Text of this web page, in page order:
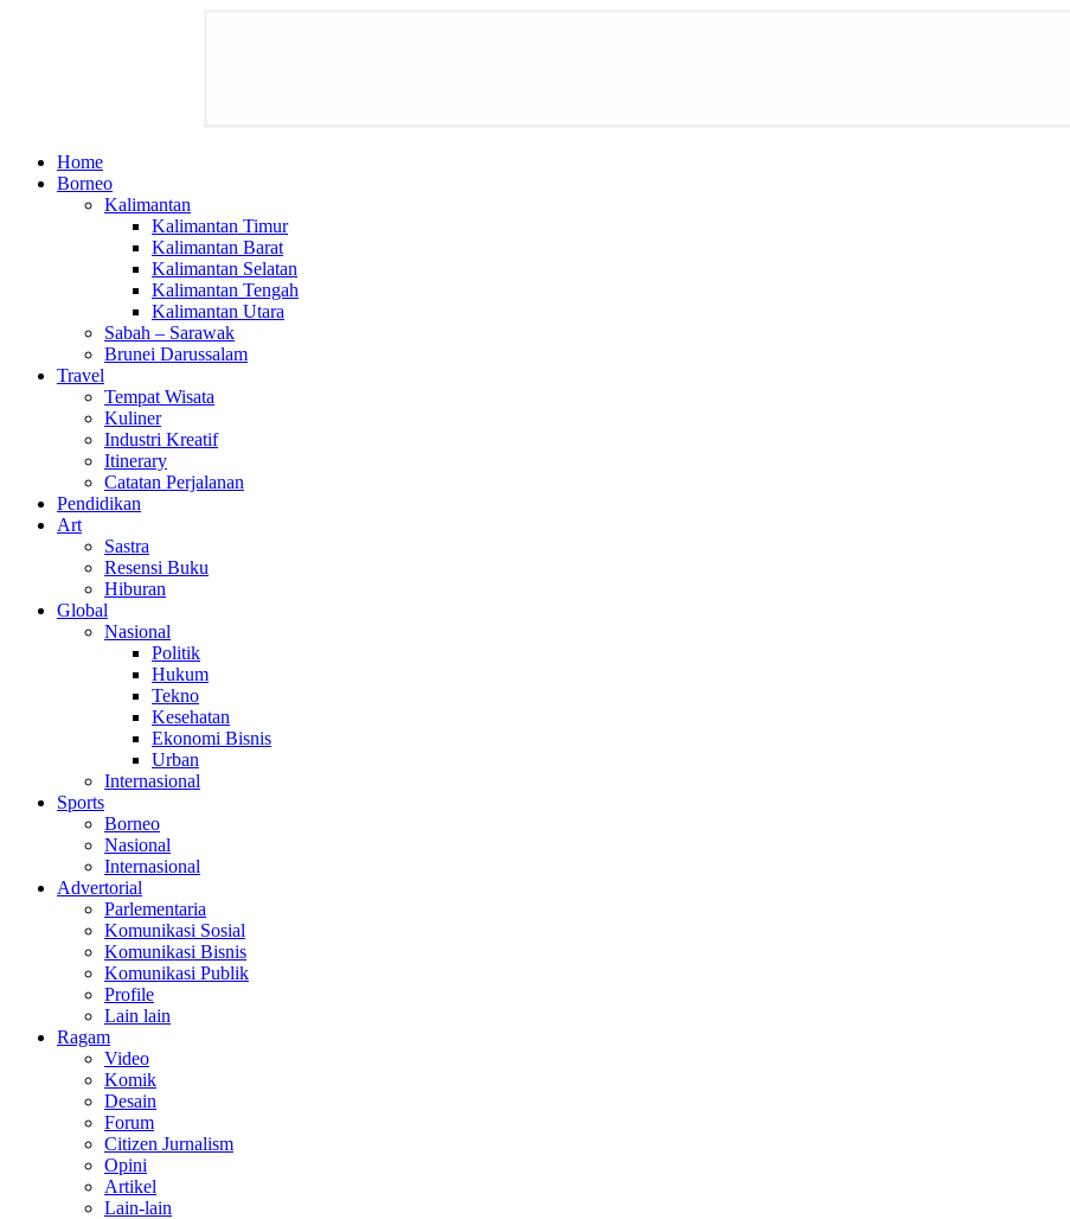
Home
Borneo
Kalimantan
Kalimantan Timur
Kalimantan Barat
Kalimantan Selatan
Kalimantan Tengah
Kalimantan Utara
Sabah – Sarawak
Brunei Darussalam
Travel
Tempat Wisata
Kuliner
Industri Kreatif
Itinerary
Catatan Perjalanan
Pendidikan
Art
Sastra
Resensi Buku
Hiburan
Global
Nasional
Politik
Hukum
Tekno
Kesehatan
Ekonomi Bisnis
Urban
Internasional
Sports
Borneo
Nasional
Internasional
Advertorial
Parlementaria
Komunikasi Sosial
Komunikasi Bisnis
Komunikasi Publik
Profile
Lain lain
Ragam
Video
Komik
Desain
Forum
Citizen Jurnalism
Opini
Artikel
Lain-lain